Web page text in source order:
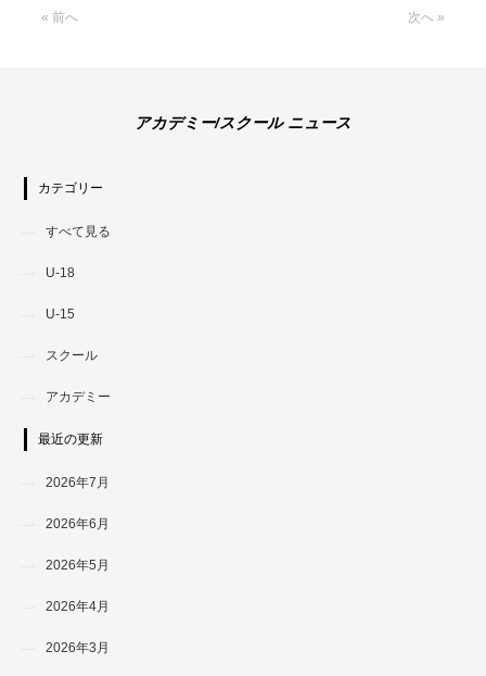
« 前へ 次へ »
アカデミー/スクール ニュース
カテゴリー
すべて見る
U-18
U-15
スクール
アカデミー
最近の更新
2026年7月
2026年6月
2026年5月
2026年4月
2026年3月